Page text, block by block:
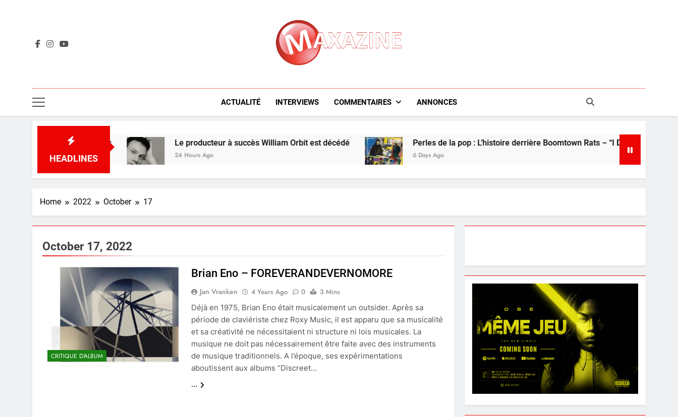
Maxazine.fr
ACTUALITÉ INTERVIEWS COMMENTAIRES ANNONCES
HEADLINES
Amacher et plus Le producteur à succès William Orbit est décédé
24 Hours Ago
Perles de la pop : L’histoire derrière Boomtown Rats – “I Don’t Like Mondays”
6 Days Ago
Home 2022 October 17
October 17, 2022
CRITIQUE D'ALBUM
Brian Eno – FOREVERANDEVERNOMORE
Jan Vranken 4 Years Ago 0
3 Mins
Déjà en 1975, Brian Eno était musicalement un outsider. Après sa
période de claviériste chez Roxy Music, il est apparu que sa musicalité
et sa créativité ne nécessitaient ni structure ni lois musicales. La
musique ne doit pas nécessairement être faite avec des instruments
de musique traditionnels. A l’époque, ses expérimentations
aboutissent aux albums “Discreet…
...